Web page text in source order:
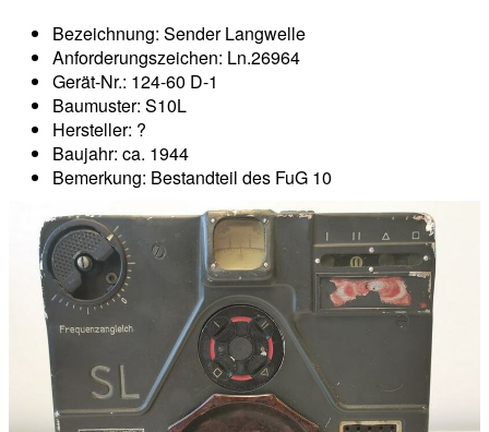
Bezeichnung: Sender Langwelle
Anforderungszeichen: Ln.26964
Gerät-Nr.: 124-60 D-1
Baumuster: S10L
Hersteller: ?
Baujahr: ca. 1944
Bemerkung: Bestandteil des FuG 10